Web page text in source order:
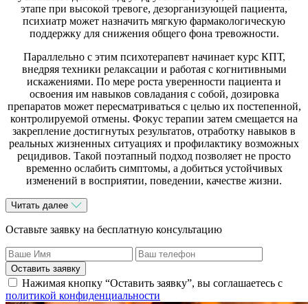
этапе при высокой тревоге, дезорганизующей пациента,
психиатр может назначить мягкую фармакологическую
поддержку для снижения общего фона тревожности.
Параллельно с этим психотерапевт начинает курс КПТ,
внедряя техники релаксации и работая с когнитивными
искажениями. По мере роста уверенности пациента и
освоения им навыков совладания с собой, дозировка
препаратов может пересматриваться с целью их постепенной,
контролируемой отмены. Фокус терапии затем смещается на
закрепление достигнутых результатов, отработку навыков в
реальных жизненных ситуациях и профилактику возможных
рецидивов. Такой поэтапный подход позволяет не просто
временно ослабить симптомы, а добиться устойчивых
изменений в восприятии, поведении, качестве жизни.
Читать далее
Оставьте заявку на бесплатную консультацию
Оставить заявку
Нажимая кнопку “Оставить заявку”, вы соглашаетесь с
политикой конфиденциальности